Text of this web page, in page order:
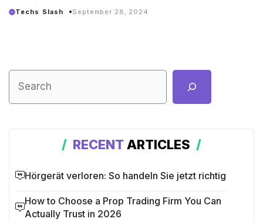
Techs Slash September 28, 2024
RECENT ARTICLES
Hörgerät verloren: So handeln Sie jetzt richtig
How to Choose a Prop Trading Firm You Can
Actually Trust in 2026